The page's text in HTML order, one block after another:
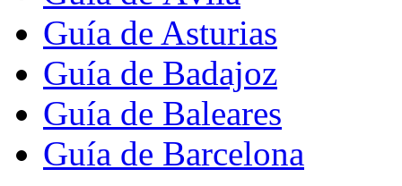
Guía de Asturias
Guía de Badajoz
Guía de Baleares
Guía de Barcelona